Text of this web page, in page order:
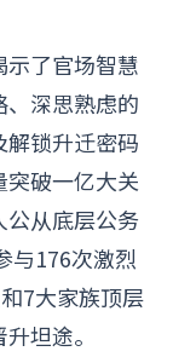
示了官场智慧
深思熟虑的
锁升迁密码
破一亿大关
公从底层公务
与176次激烈
7大家族顶层
坦途。